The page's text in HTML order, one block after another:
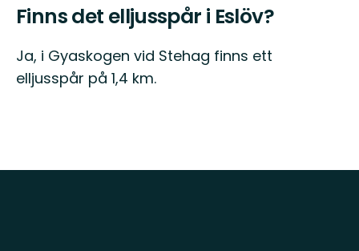
Finns det elljusspår i Eslöv?
Ja, i Gyaskogen vid Stehag finns ett
elljusspår på 1,4 km.